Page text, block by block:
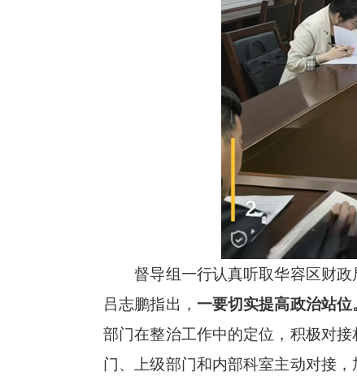
督导组一行认真听取华容区财政
吕志鹏指出， 一要切实提高政治站位
部门在整治工作中的定位，积极对
门、上级部门和内部科室主动对接